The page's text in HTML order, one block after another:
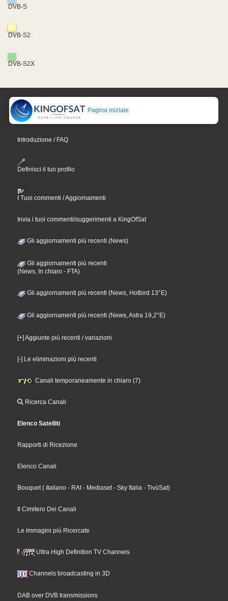
DVB-S
DVB-S2
DVB-S2X
Pagina iniziale
Introduzione / FAQ
Definisci il tuo profilo
I Tuoi commenti / Aggiornamenti
Invia i tuoi commenti/suggerimenti a KingOfSat
Gli aggiornamenti più recenti (News)
Gli aggiornamenti più recenti
(News, In chiaro - FTA)
Gli aggiornamenti più recenti (News, Hotbird 13°E)
Gli aggiornamenti più recenti (News, Astra 19,2°E)
[+] Aggiunte più recenti / variazioni
[-] Le eliminazioni più recenti
Canali temporaneamente in chiaro (7)
Ricerca Canali
Elenco Satelliti
Rapporti di Ricezione
Elenco Canali
Bouquet ( Italiano - RAI - Mediaset - Sky Italia - TivùSat)
Il Cimitero Dei Canali
Le Immagini più Ricercate
Ultra High Definition TV Channels
Channels broadcasting in 3D
DAB over DVB transmissions